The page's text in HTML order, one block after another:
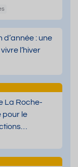
: une
l’hiver
La Roche-
pour le